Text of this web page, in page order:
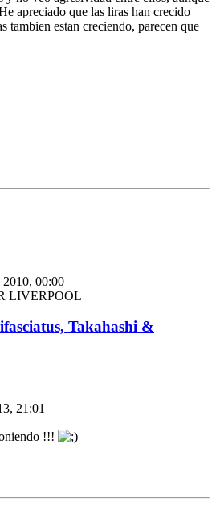
apreciado que las liras han crecido
tambien estan creciendo, parecen que
00:00
LIVERPOOL
Takahashi &
21:01
!!!